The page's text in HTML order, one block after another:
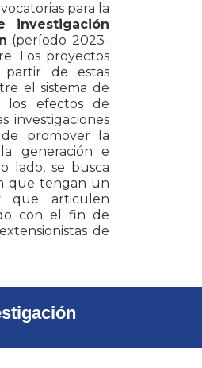
para la
investigación
(período 2023-
Los proyectos
de estas
el sistema de
los efectos de
investigaciones
promover la
generación e
lado, se busca
que tengan un
que articulen
con el fin de
de